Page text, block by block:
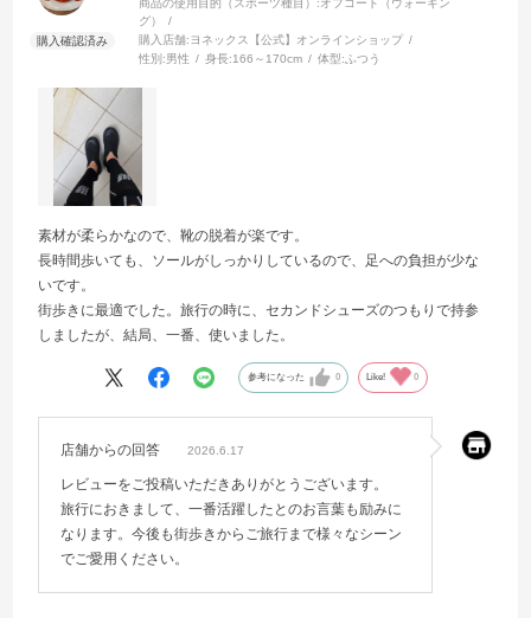
グ）
購入店舗: ヨネックス【公式】オンラインショップ
性別:男性 身長:166～170cm 体型: ふつう
素材が柔らかなので、靴の脱着が楽です。
長時間歩いても、ソールがしっかりしているので、足への負担が少な
いです。
街歩きに最適でした。旅行の時に、セカンドシューズのつもりで持参
しましたが、結局、一番、使いました。
参考になった 0 Like! 0
店舗からの回答 2026.6.17
レビューをご投稿いただきありがとうございます。
旅行におきまして、一番活躍したとのお言葉も励みに
なります。今後も街歩きからご旅行まで様々なシーン
でご愛用ください。